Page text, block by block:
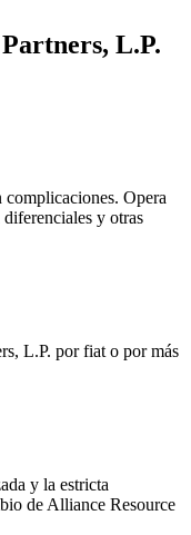
L.P.
Opera
y otras
L.P. por fiat o por más
y la estricta
de Alliance Resource